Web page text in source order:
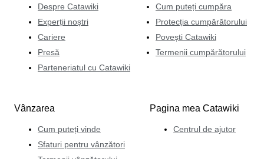
Despre Catawiki
Experții noștri
Cariere
Presă
Parteneriatul cu Catawiki
Cum puteți cumpăra
Protecția cumpărătorului
Povești Catawiki
Termenii cumpărătorului
Vânzarea
Cum puteți vinde
Sfaturi pentru vânzători
Pagina mea Catawiki
Centrul de ajutor